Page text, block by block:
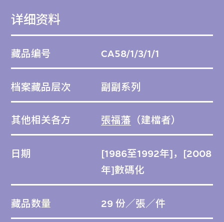
详细资料
藏品编号 CA58/1/3/1/1
档案藏品层次 副副系列
其他相关各方 張福藩 （建檔者）
日期
[1986至1992年]，[2008
年]數碼化
藏品数量 29 份／張／件